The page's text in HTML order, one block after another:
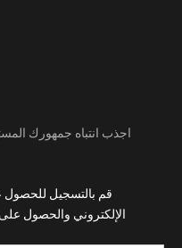
اجذب انتباه جمهورك
قم بالتسجيل للحصول
الإلكتروني والحصول